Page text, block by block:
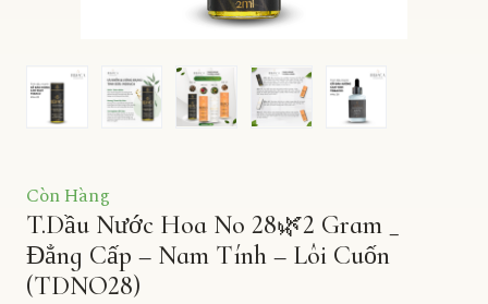
Còn Hàng
T.Dầu Nước Hoa No 28🌿2 Gram _
Đẳng Cấp – Nam Tính – Lôi Cuốn
(TDNO28)